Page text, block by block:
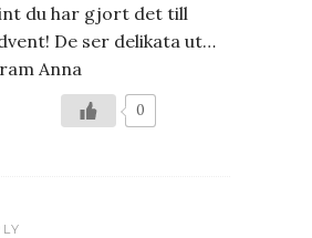
du har gjort det till
De ser delikata ut…
Anna
0